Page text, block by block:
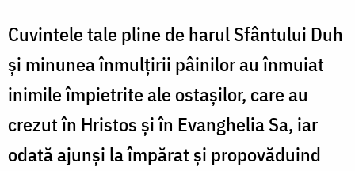
Cuvintele tale pline de harul Sfântului Duh
și minunea înmulțirii pâinilor au înmuiat
inimile împietrite ale ostașilor, care au
crezut în Hristos și în Evanghelia Sa, iar
odată ajunși la împărat și propovăduind